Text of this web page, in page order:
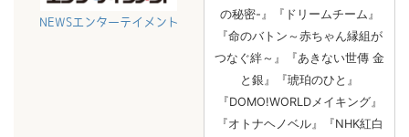
NEWSエンターテイメント
の秘密-』『ドリームチーム』
『命のバトン～赤ちゃん縁組が
つなぐ絆～』『あきない世傳 金
と銀』『琥珀のひと』
『DOMO!WORLDメイキング』
『オトナヘノベル』『NHK紅白